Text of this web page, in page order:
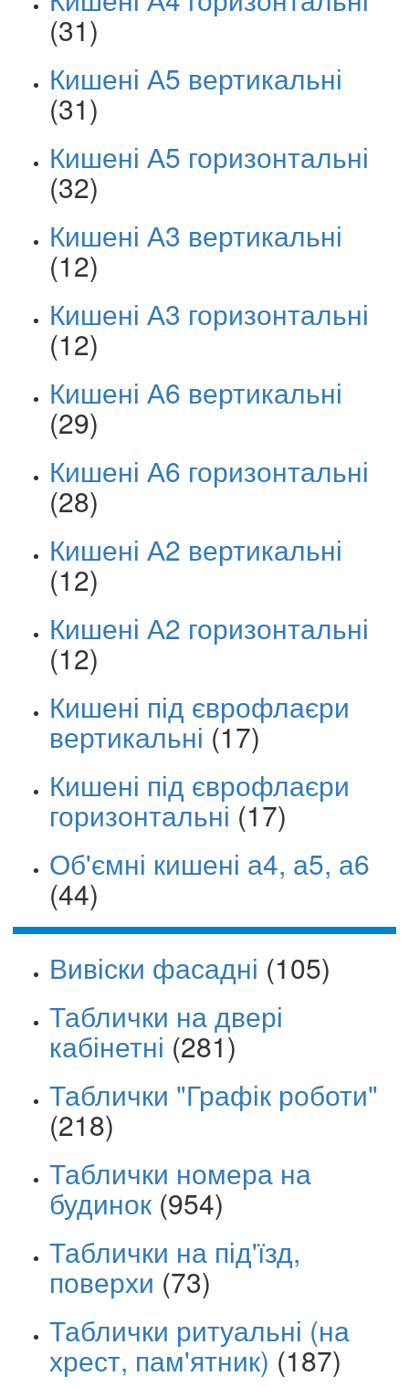
(31)
Кишені А5 вертикальні
(31)
Кишені А5 горизонтальні
(32)
Кишені А3 вертикальні
(12)
Кишені А3 горизонтальні
(12)
Кишені А6 вертикальні
(29)
Кишені А6 горизонтальні
(28)
Кишені А2 вертикальні
(12)
Кишені А2 горизонтальні
(12)
Кишені під єврофлаєри
вертикальні (17)
Кишені під єврофлаєри
горизонтальні (17)
Об'ємні кишені а4, а5, а6
(44)
Вивіски фасадні (105)
Таблички на двері
кабінетні (281)
Таблички "Графік роботи"
(218)
Таблички номера на
будинок (954)
Таблички на під'їзд,
поверхи (73)
Таблички ритуальні (на
хрест, пам'ятник) (187)